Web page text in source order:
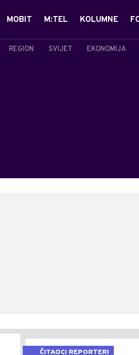
REGION SVIJET EKONOMIJA
MOBIT M:TEL KOLUMNE
ČITAOCI REPORTERI